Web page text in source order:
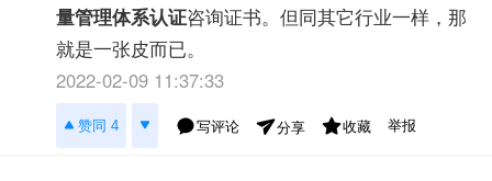
量管理体系认证咨询证书。但同其它行业一样，那
就是一张皮而已。
2022-02-09 11:37:33
赞同 4 写评论 分享 收藏 举报